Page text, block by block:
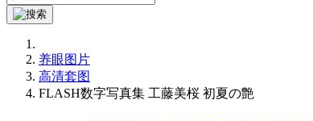
养眼图片
高清套图
FLASH数字写真集 工藤美桜 初夏の艶